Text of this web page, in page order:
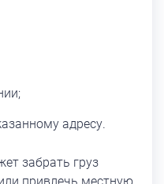
адресу.
забрать груз
привлечь местную